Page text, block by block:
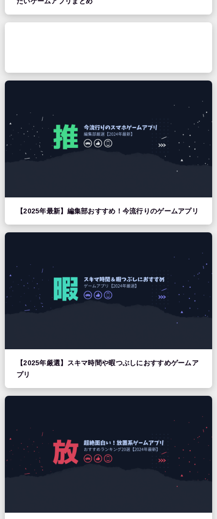
【2025年最新】編集部おすすめ！今流行りのゲームアプリ
【2025年厳選】スキマ時間や暇つぶしにおすすめゲームア
プリ